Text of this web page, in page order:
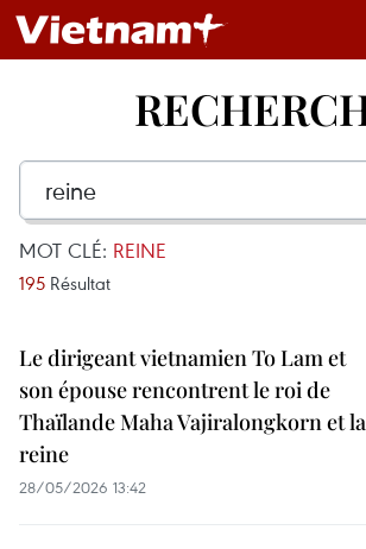
MOT CLÉ: REINE
195 Résultat
Le dirigeant vietnamien To Lam et
son épouse rencontrent le roi de
Thaïlande Maha Vajiralongkorn et la
reine
28/05/2026 13:42